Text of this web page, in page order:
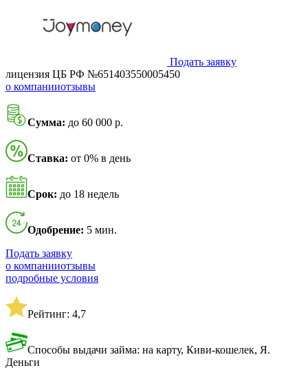
Подать заявку
лицензия ЦБ РФ №651403550005450
о компанииотзывы
Сумма: до 60 000 р.
Ставка: от 0% в день
Срок: до 18 недель
Одобрение: 5 мин.
Подать заявку
о компанииотзывы
подробные условия
Рейтинг: 4,7
Способы выдачи займа: на карту, Киви-кошелек, Я.
Деньги